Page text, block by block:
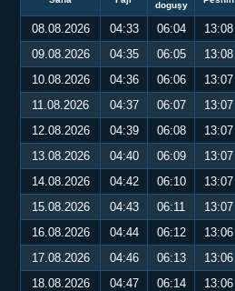
doguşy
08.08.2026 04:33 06:04 13:08
09.08.2026
04:35 06:05 13:08
10.08.2026
04:36 06:06 13:07
11.08.2026
04:37 06:07 13:07
12.08.2026
04:39 06:08 13:07
13.08.2026
04:40 06:09 13:07
14.08.2026
04:42 06:10 13:07
15.08.2026
04:43 06:11 13:07
16.08.2026
04:44 06:12 13:06
17.08.2026
04:46 06:13 13:06
18.08.2026
04:47 06:14 13:06